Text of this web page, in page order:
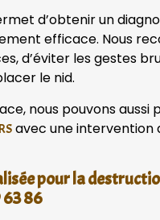
d’obtenir un
efficace. Nous
d’éviter les gestes
le nid.
nous pouvons
avec une intervention
pour la
63 86